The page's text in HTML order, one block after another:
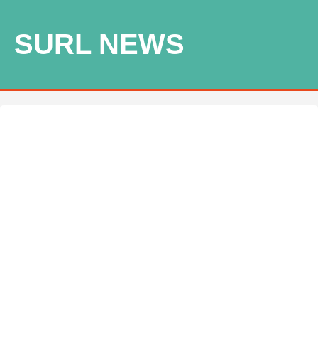
SURL NEWS